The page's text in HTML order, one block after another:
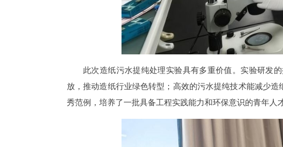
此次造纸污水提纯处理实验具有多重价值。实验研发
放，推动造纸行业绿色转型；高效的污水提纯技术能减少
秀范例，培养了一批具备工程实践能力和环保意识的青年人才